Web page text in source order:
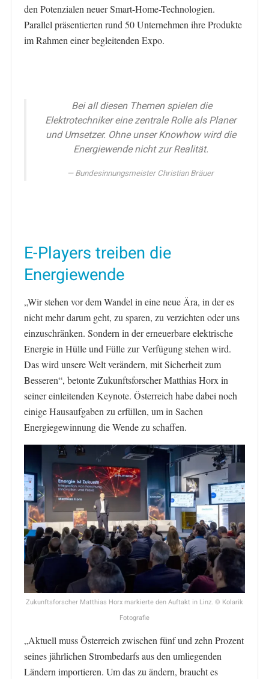
den Potenzialen neuer Smart-Home-Technologien.
Parallel präsentierten rund 50 Unternehmen ihre Produkte
im Rahmen einer begleitenden Expo.
Bei all diesen Themen spielen die
Elektrotechniker eine zentrale Rolle als Planer
und Umsetzer. Ohne unser Knowhow wird die
Energiewende nicht zur Realität.
Bundesinnungsmeister Christian Bräuer
E-Players treiben die
Energiewende
„Wir stehen vor dem Wandel in eine neue Ära, in der es
nicht mehr darum geht, zu sparen, zu verzichten oder uns
einzuschränken. Sondern in der erneuerbare elektrische
Energie in Hülle und Fülle zur Verfügung stehen wird.
Das wird unsere Welt verändern, mit Sicherheit zum
Besseren“, betonte Zukunftsforscher Matthias Horx in
seiner einleitenden Keynote. Österreich habe dabei noch
einige Hausaufgaben zu erfüllen, um in Sachen
Energiegewinnung die Wende zu schaffen.
Zukunftsforscher Matthias Horx markierte den Auftakt in Linz. © Kolarik
Fotografie
„Aktuell muss Österreich zwischen fünf und zehn Prozent
seines jährlichen Strombedarfs aus den umliegenden
Ländern importieren. Um das zu ändern, braucht es